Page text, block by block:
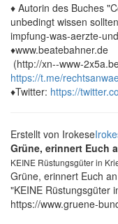
♦️ Autorin des Buches
unbedingt wissen
impfung-was-aerzte-
♦️www.beatebahner.de
(http://xn--www-
https://t.me/
♦️Twitter: https://
Erstellt von Irokese
Grüne, erinnert Euch
KEINE Rüstungsgüter in
Grüne, erinnert Euch
"KEINE Rüstungsgüter
https://www.gruene-